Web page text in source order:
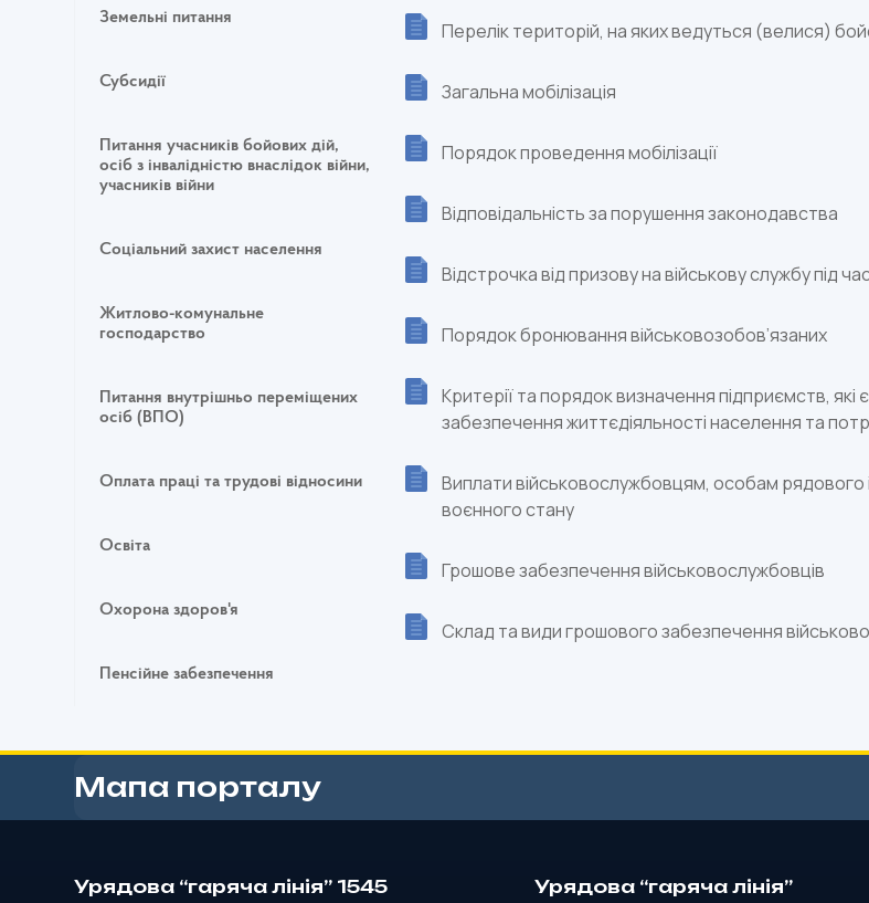
Земельні питання
Субсидії
Питання учасників бойових дій,
осіб з інвалідністю внаслідок війни,
учасників війни
Соціальний захист населення
Житлово-комунальне
господарство
Питання внутрішньо переміщених
осіб (ВПО)
Оплата праці та трудові відносини
Освіта
Охорона здоров'я
Пенсійне забезпечення
Перелік територій, на яких ведуться (велися)
Загальна мобілізація
Порядок проведення мобілізації
Відповідальність за порушення законодавства
Відстрочка від призову на військову службу під час
Порядок бронювання військовозобов’язаних
Критерії та порядок визначення підприємств,
забезпечення життєдіяльності населення та
Виплати військовослужбовцям, особам рядового і
воєнного стану
Грошове забезпечення військовослужбовців
Склад та види грошового забезпечення
Мапа порталу
Урядова “гаряча лінія” 1545
Урядова “гаряча лінія”